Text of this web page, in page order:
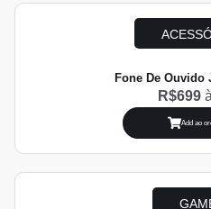
Fone De Ouvido
R$699
Add ao